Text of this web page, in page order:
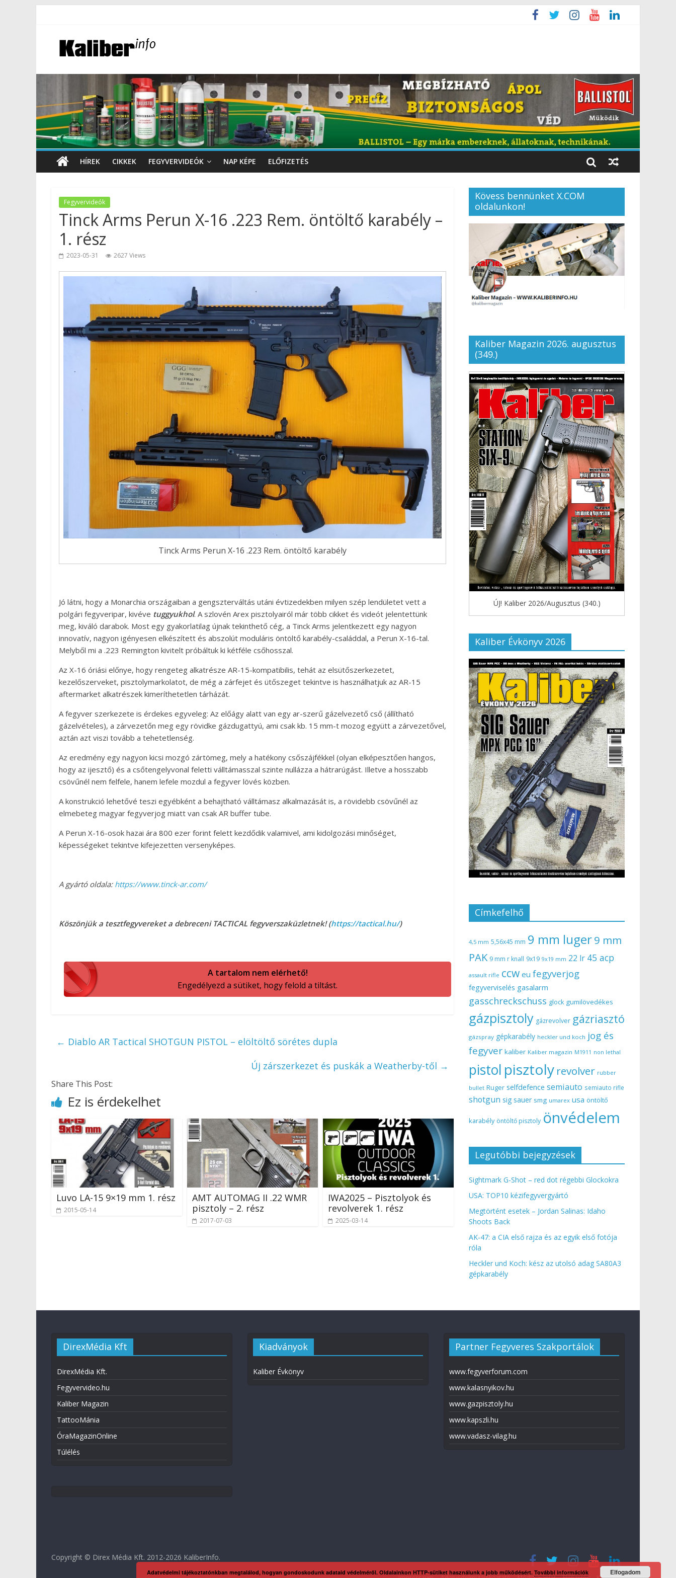
HÍREK CIKKEK FEGYVERVIDEÓK NAP KÉPE ELŐFIZETÉS
Fegyvervideók
Tinck Arms Perun X-16 .223 Rem. öntöltő karabély –
1. rész
2023-05-31 2627 Views
Tinck Arms Perun X-16 .223 Rem. öntöltő karabély
Jó látni, hogy a Monarchia országaiban a gengszterváltás utáni évtizedekben milyen szép lendületet vett a
polgári fegyveripar, kivéve tuggyukhol. A szlovén Arex pisztolyairól már több cikket és videót jelentettünk
meg, kiváló darabok. Most egy gyakorlatilag újnak tekinthető cég, a Tinck Arms jelentkezett egy nagyon
innovatív, nagyon igényesen elkészített és abszolút moduláris öntöltő karabély-családdal, a Perun X-16-tal.
Melyből mi a .223 Remington kivitelt próbáltuk ki kétféle csőhosszal.
Az X-16 óriási előnye, hogy rengeteg alkatrésze AR-15-kompatibilis, tehát az elsütőszerkezetet,
kezelőszerveket, pisztolymarkolatot, de még a zárfejet és ütőszeget tekintve is használhatjuk az AR-15
aftermarket alkatrészek kimeríthetetlen tárházát.
A fegyver szerkezete is érdekes egyveleg: Az előágy alatt van egy ar-szerű gázelvezető cső (állítható
gázelvételes), a zárvezetőn meg egy rövidke gázdugattyú, ami csak kb. 15 mm-t mozog együtt a zárvezetővel,
aztán azt viszi tovább a tehetetlenség.
Az eredmény egy nagyon kicsi mozgó zártömeg, mely a hatékony csőszájfékkel (olyan elképesztően hangos,
hogy az ijesztő) és a csőtengelyvonal feletti válltámasszal szinte nullázza a hátrarúgást. Illetve a hosszabb
csövűnél nem felfele, hanem lefele mozdul a fegyver lövés közben.
A konstrukció lehetővé teszi egyébként a behajtható válltámasz alkalmazását is, a rövidebb csövűnél az
elmebeteg magyar fegyverjog miatt van csak AR buffer tube.
A Perun X-16-osok hazai ára 800 ezer forint felett kezdődik valamivel, ami kidolgozási minőséget,
képességeket tekintve kifejezetten versenyképes.
A gyártó oldala: https://www.tinck-ar.com/
Köszönjük a tesztfegyvereket a debreceni TACTICAL fegyverszaküzletnek! (https://tactical.hu/)
A tartalom nem elérhető!
Engedélyezd a sütiket, hogy felold a tiltást.
← Diablo AR Tactical SHOTGUN PISTOL – elöltöltő sörétes dupla
Új zárszerkezet és puskák a Weatherby-től →
Share This Post:
Ez is érdekelhet
Luvo LA-15 9×19 mm 1. rész
2015-05-14
AMT AUTOMAG II .22 WMR
pisztoly – 2. rész
2017-07-03
IWA2025 – Pisztolyok és
revolverek 1. rész
2025-03-14
Kövess bennünket X.COM
oldalunkon!
Kaliber Magazin 2026. augusztus
(349.)
ÚJ! Kaliber 2026/Augusztus (340.)
Kaliber Évkönyv 2026
Címkefelhő
4,5 mm 5,56x45 mm 9 mm luger9 mm
PAK 9 mm r knall 9x19 9x19 mm 22 lr 45 acp
assault rifle ccw eu fegyverjog
fegyverviselés gasalarm
gasschreckschuss glock gumilövedékes
gázpisztoly gázrevolver gázriasztó
gázspray gépkarabély heckler und koch jog és
fegyver kaliber Kaliber magazin M1911 non lethal
pistol pisztoly revolver rubber
bullet Ruger selfdefence semiauto semiauto rifle
shotgun sig sauer smg umarex usa öntöltő
karabély öntöltő pisztoly önvédelem
Legutóbbi bejegyzések
Sightmark G-Shot – red dot régebbi Glockokra
USA: TOP10 kézifegyvergyártó
Megtörtént esetek – Jordan Salinas: Idaho
Shoots Back
AK-47: a CIA első rajza és az egyik első fotója
róla
Heckler und Koch: kész az utolsó adag SA80A3
gépkarabély
DirexMédia Kft
DirexMédia Kft.
Fegyvervideo.hu
Kaliber Magazin
TattooMánia
ÓraMagazinOnline
Túlélés
Kiadványok
Kaliber Évkönyv
Partner Fegyveres Szakportálok
www.fegyverforum.com
www.kalasnyikov.hu
www.gazpisztoly.hu
www.kapszli.hu
www.vadasz-vilag.hu
Copyright © Direx Média Kft. 2012-2026 KaliberInfo.
Adatvédelmi tájékoztatónkban megtalálod, hogyan gondoskodunk adataid védelméről. Oldalainkon HTTP-sütiket használunk a jobb működésért. További információk Elfogadom